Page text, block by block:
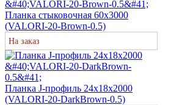
Планка стыковочная 60х3000
(VALORI-20-Brown-0.5)
На заказ
Планка J-профиль 24х18х2000
(VALORI-20-DarkBrown-0.5)